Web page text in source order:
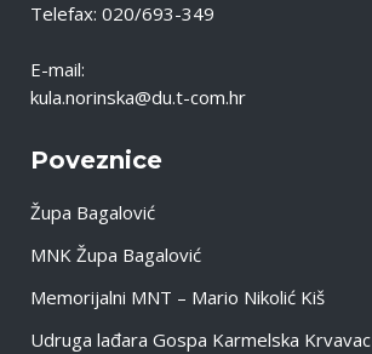
Telefax: 020/693-349
E-mail:
kula.norinska@du.t-com.hr
Poveznice
Župa Bagalović
MNK Župa Bagalović
Memorijalni MNT – Mario Nikolić Kiš
Udruga lađara Gospa Karmelska Krvavac